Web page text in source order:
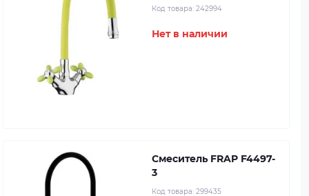
Код товара: 242994
Нет в наличии
Смеситель FRAP F4497-
3
Код товара: 299435